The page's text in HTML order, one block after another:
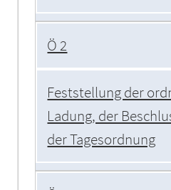
Ö 2
Feststellung der
Ladung, der
der Tagesordnung